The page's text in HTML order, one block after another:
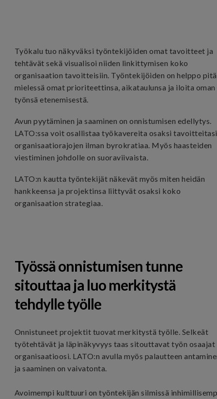
Työkalu tuo näkyväksi työntekijöiden omat tavoitteet ja
tehtävät sekä visualisoi niiden linkittymisen koko
organisaation tavoitteisiin. Työntekijöiden on helppo
mielessä omat prioriteettinsa, aikataulunsa ja iloita oman
työnsä etenemisestä.
Avun pyytäminen ja saaminen on onnistumisen edellytys.
LATO:ssa voit osallistaa työkavereita osaksi
organisaatiorajojen ilman byrokratiaa. Myös haasteiden
viestiminen johdolle on suoraviivaista.
LATO:n kautta työntekijät näkevät myös miten heidän
hankkeensa ja projektinsa liittyvät osaksi koko
organisaation strategiaa.
Työssä onnistumisen tunne
sitouttaa ja luo merkitystä
tehdylle työlle
Onnistuneet projektit tuovat merkitystä työlle. Selkeät
työtehtävät ja läpinäkyvyys taas sitouttavat työn osaajat
organisaatioosi. LATO:n avulla myös palautteen
ja saaminen on vaivatonta.
Avoimempi kulttuuri on työntekijän silmissä